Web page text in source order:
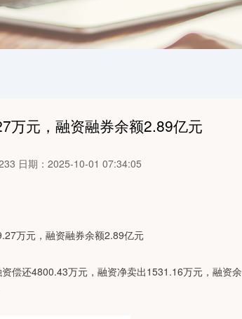
万元，融资融券余额2.89亿元
日期：2025-10-01 07:34:05
偿还4800.43万元，融资净卖出1531.16万元，融资余